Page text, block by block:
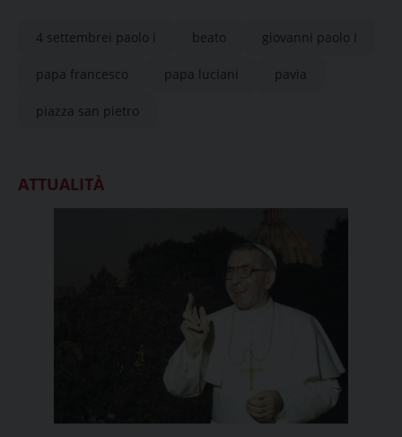
4 settembrei paolo i beato giovanni paolo I
papa francesco papa luciani pavia
piazza san pietro
ATTUALITÀ